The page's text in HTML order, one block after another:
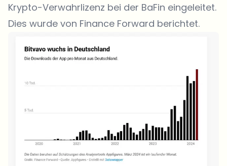
Krypto-Verwahrlizenz bei der BaFin eingeleitet.
Dies wurde von Finance Forward berichtet.